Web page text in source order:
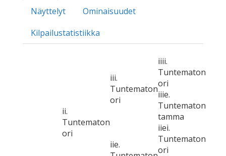
Näyttelyt
Ominaisuudet
Kilpailustatistiikka
ii.
Tuntematon
ori
iii.
Tuntematon
ori
iiii.
Tuntematon
ori
iiie.
Tuntematon
tamma
iie.
iiei.
Tuntematon
ori